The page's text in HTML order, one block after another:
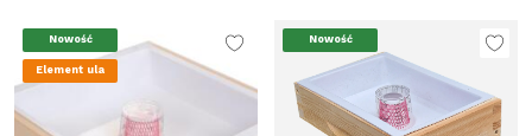
Nowość
Element ula
Nowość